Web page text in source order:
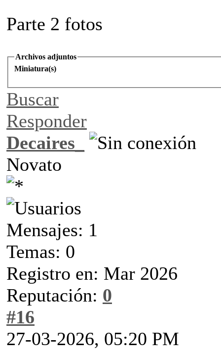
Parte 2 fotos
Archivos adjuntos
Miniatura(s)
Buscar
Responder
Decaires_
Novato
Mensajes: 1
Temas: 0
Registro en: Mar 2026
Reputación: 0
#16
27-03-2026, 05:20 PM